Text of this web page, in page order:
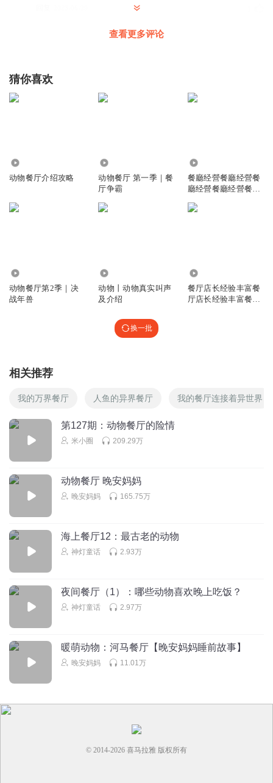
查看更多评论
猜你喜欢
动物餐厅介绍攻略
动物餐厅 第一季｜餐
厅争霸
餐廳经營餐廳经營餐
廳经營餐廳经營餐廳
动物餐厅第2季｜决
战年兽
动物丨动物真实叫声
及介绍
餐厅店长经验丰富餐
厅店长经验丰富餐厅
换一批
相关推荐
我的万界餐厅 人鱼的异界餐厅 我的餐厅连接着异世界
第127期：动物餐厅的险情
米小圈 209.29万
动物餐厅 晚安妈妈
晚安妈妈 165.75万
海上餐厅12：最古老的动物
神灯童话 2.93万
夜间餐厅（1）：哪些动物喜欢晚上吃饭？
神灯童话 2.97万
暖萌动物：河马餐厅【晚安妈妈睡前故事】
晚安妈妈 11.01万
© 2014-2026 喜马拉雅 版权所有